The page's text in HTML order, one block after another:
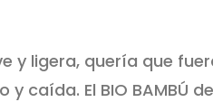
y ligera, quería que
caída. El BIO BAMBÚ